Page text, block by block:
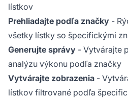
lístkov
Prehliadajte podľa značky -
všetky lístky so špecifickými
Generujte správy - Vytvárajte
analýzu výkonu podľa značky
Vytvárajte zobrazenia -
lístkov filtrované podľa